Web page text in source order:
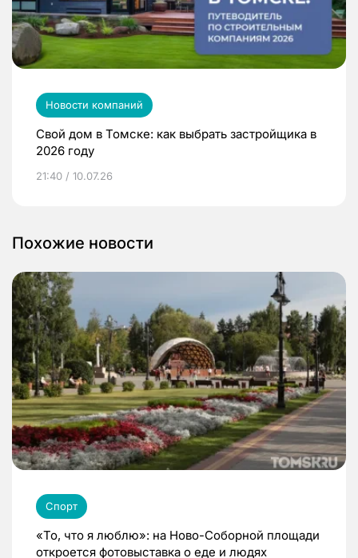
Новости компаний
Свой дом в Томске: как выбрать застройщика в
2026 году
21:40 / 10.07.26
Похожие новости
Спорт
«То, что я люблю»: на Ново-Соборной площади
откроется фотовыставка о еде и людях